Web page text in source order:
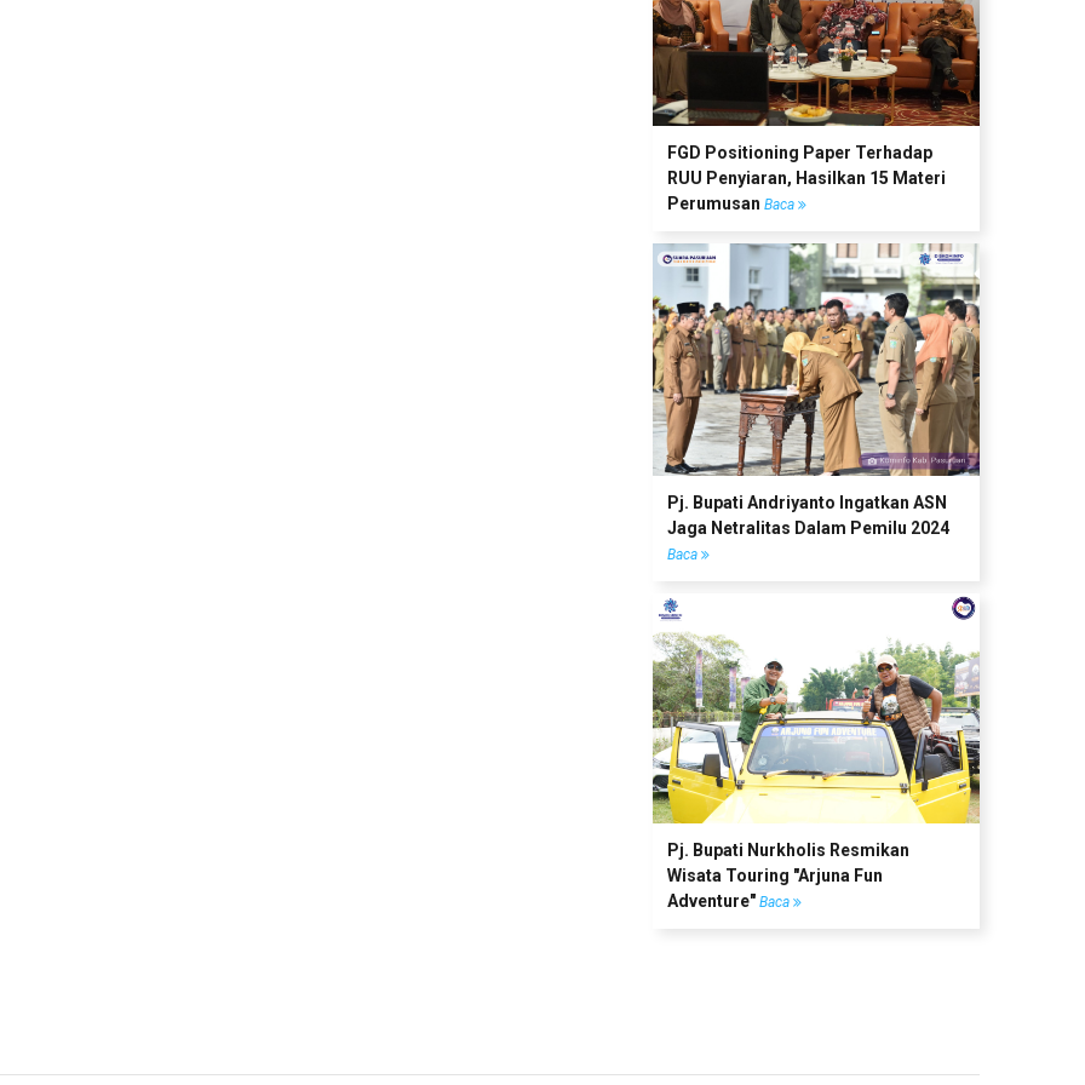
FGD Positioning Paper Terhadap
RUU Penyiaran, Hasilkan 15 Materi
Perumusan Baca
Pj. Bupati Andriyanto Ingatkan ASN
Jaga Netralitas Dalam Pemilu 2024
Baca
Pj. Bupati Nurkholis Resmikan
Wisata Touring "Arjuna Fun
Adventure" Baca